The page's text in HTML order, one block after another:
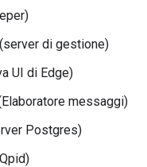
(server di gestione)
UI di Edge)
messaggi)
Postgres)